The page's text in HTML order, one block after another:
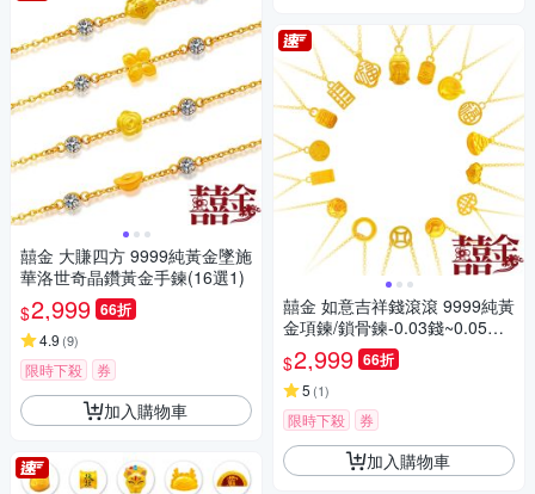
囍金 大賺四方 9999純黃金墜施
華洛世奇晶鑽黃金手鍊(16選1)
$2,999 66折
4.9 (9)
限時下殺 券
加入購物車
囍金 如意吉祥錢滾滾 9999純黃
金項鍊/鎖骨鍊-0.03錢~0.05錢
(16選1)
$2,999 66折
5 (1)
限時下殺 券
加入購物車